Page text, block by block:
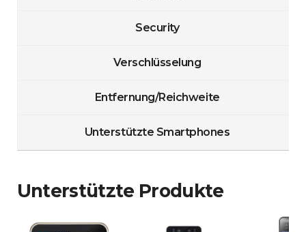
Security
Verschlüsselung
Entfernung/Reichweite
Unterstützte Smartphones
Unterstützte Produkte